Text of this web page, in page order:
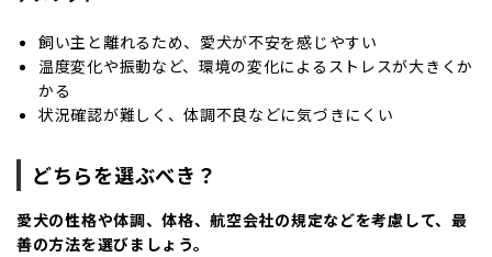
飼い主と離れるため、愛犬が不安を感じやすい
温度変化や振動など、環境の変化によるストレスが大きくか
かる
状況確認が難しく、体調不良などに気づきにくい
どちらを選ぶべき？
愛犬の性格や体調、体格、航空会社の規定などを考慮して、最
善の方法を選びましょう。